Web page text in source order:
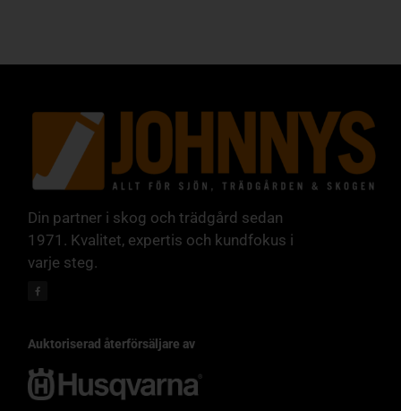
Din partner i skog och trädgård sedan
1971. Kvalitet, expertis och kundfokus i
varje steg.
Auktoriserad återförsäljare av